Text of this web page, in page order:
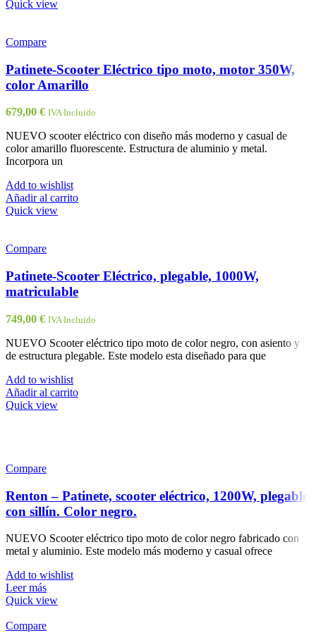
Quick view
Compare
Patinete-Scooter Eléctrico tipo moto, motor 350W,
color Amarillo
679,00 € IVA Incluido
NUEVO scooter eléctrico con diseño más moderno y casual de
color amarillo fluorescente. Estructura de aluminio y metal.
Incorpora un
Add to wishlist
Añadir al carrito
Quick view
Compare
Patinete-Scooter Eléctrico, plegable, 1000W,
matriculable
749,00 € IVA Incluido
NUEVO Scooter eléctrico tipo moto de color negro, con asiento y
de estructura plegable. Este modelo esta diseñado para que
Add to wishlist
Añadir al carrito
Quick view
Compare
Renton – Patinete, scooter eléctrico, 1200W, plegable
con sillín. Color negro.
NUEVO Scooter eléctrico tipo moto de color negro fabricado con
metal y aluminio. Este modelo más moderno y casual ofrece
Add to wishlist
Leer más
Quick view
Compare